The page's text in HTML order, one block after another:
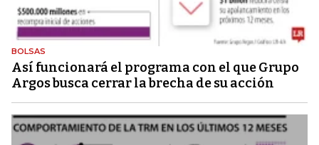
BOLSAS
Así funcionará el programa con el que Grupo
Argos busca cerrar la brecha de su acción